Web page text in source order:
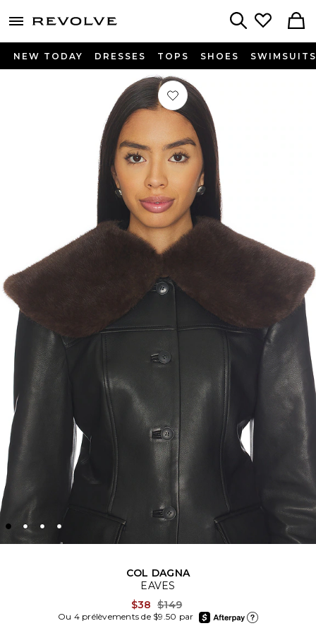
menu - shows more content
NEW TODAY DRESSES TOPS SHOES SWIMSUITS
Préféré COL DAGNA
COL DAGNA
EAVES
$38 Previous price:
$149
Ou 4 prélèvements de $9.50 par
afterpay